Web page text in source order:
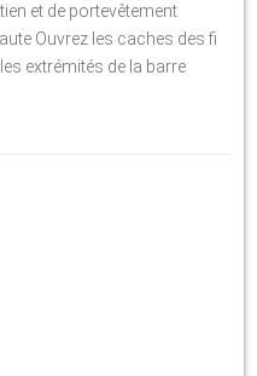
et de portevêtement
Ouvrez les caches des fi
extrémités de la barre